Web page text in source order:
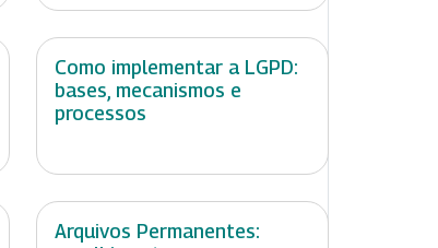
Como implementar a LGPD:
bases, mecanismos e
processos
Arquivos Permanentes: